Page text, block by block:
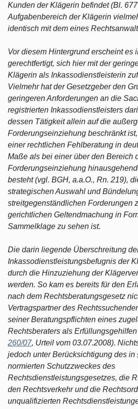
Kunden der Klägerin befindet (Bl.
Aufgabenbereich der Klägerin
identisch mit dem eines
Vor diesem Hintergrund erscheint es
gerechtfertigt, sich hier mit der
Klägerin als Inkassodienstleisterin
Vielmehr hat der Gesetzgeber den
geringeren Anforderungen an die
registrierten Inkassodienstleisters
dessen Tätigkeit allein auf die
Forderungseinziehung beschränkt
einer rechtlichen Fehlberatung in
Maße als bei einer über den Bereich
Forderungseinziehung
besteht (vgl. BGH, a.a.O., Rn. 219),
strategischen Auswahl und
streitgegenständlichen Forderungen
gerichtlichen Geltendmachung in
Sammelklage zu sehen ist.
Die darin liegende Überschreitung
Inkassodienstleistungsbefugnis der
durch die Hinzuziehung der
werden. So kam es bereits für den
nach dem Rechtsberatungsgesetz
Vertragspartner des
seiner Beratungspflichten eines
Rechtsberaters als
260/07, Urteil vom 03.07.2008).
jedoch unter Berücksichtigung des in
normierten Schutzzweckes des
Rechtsdienstleistungsgesetzes, die
den Rechtsverkehr und die
unqualifizierten